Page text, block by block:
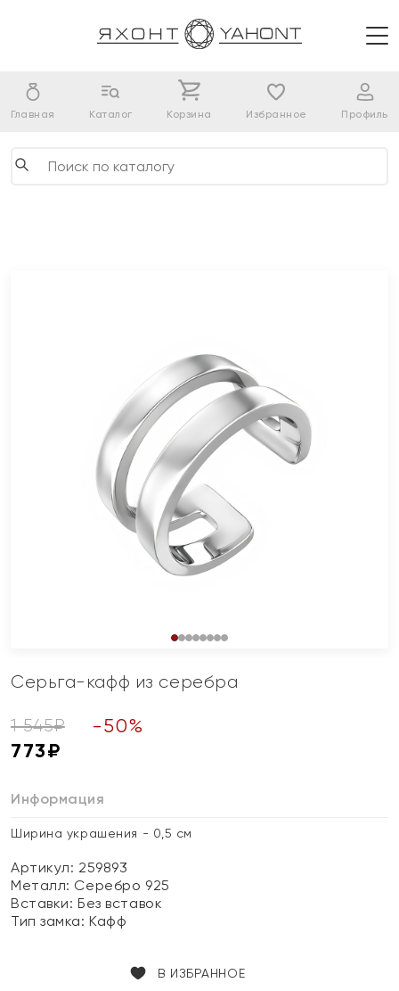
Главная Каталог Корзина Избранное Профиль
Серьга-кафф из серебра
1 545₽ -50%
773₽
Информация
Ширина украшения - 0,5 см
Артикул: 259893
Металл: Серебро 925
Вставки:Без вставок
Тип замка:Кафф
В ИЗБРАННОЕ